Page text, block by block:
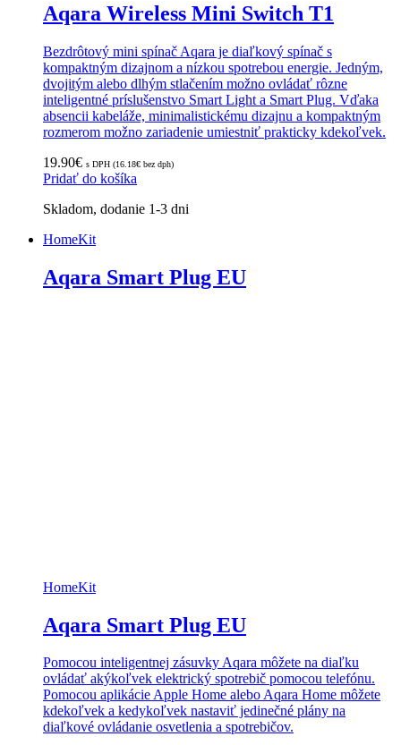
Aqara Wireless Mini Switch T1
Bezdrôtový mini spínač Aqara je diaľkový spínač s
kompaktným dizajnom a nízkou spotrebou energie. Jedným,
dvojitým alebo dlhým stlačením možno ovládať rôzne
inteligentné príslušenstvo Smart Light a Smart Plug. Vďaka
absencii kabeláže, minimalistickému dizajnu a kompaktným
rozmerom možno zariadenie umiestniť prakticky kdekoľvek.
19.90€ s DPH (16.18€ bez dph)
Pridať do košíka
Skladom, dodanie 1-3 dni
HomeKit
Aqara Smart Plug EU
HomeKit
Aqara Smart Plug EU
Pomocou inteligentnej zásuvky Aqara môžete na diaľku
ovládať akýkoľvek elektrický spotrebič pomocou telefónu.
Pomocou aplikácie Apple Home alebo Aqara Home môžete
kdekoľvek a kedykoľvek nastaviť jedinečné plány na
diaľkové ovládanie osvetlenia a spotrebičov.